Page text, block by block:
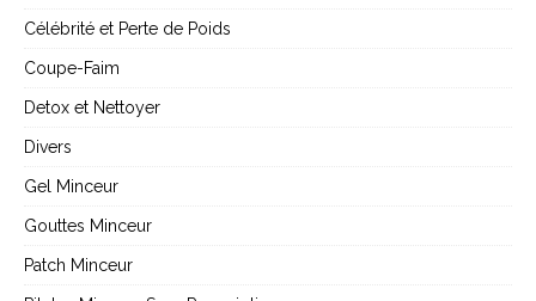
Célébrité et Perte de Poids
Coupe-Faim
Detox et Nettoyer
Divers
Gel Minceur
Gouttes Minceur
Patch Minceur